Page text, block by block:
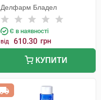
мл 1 флакон
Делфарм Бладел
Є в наявності
від 610.30 грн
КУПИТИ